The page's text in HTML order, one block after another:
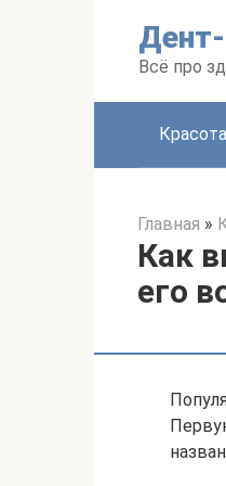
Всё про
Красота
Главная »
Как
его